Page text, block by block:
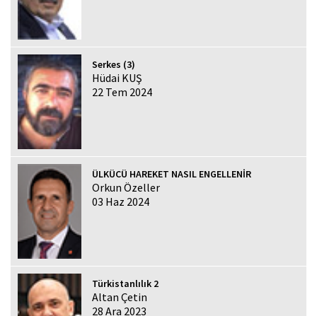
Serkes (3)
Hüdai KUŞ
22 Tem 2024
ÜLKÜCÜ HAREKET NASIL ENGELLENİR
Orkun Özeller
03 Haz 2024
Türkistanlılık 2
Altan Çetin
28 Ara 2023